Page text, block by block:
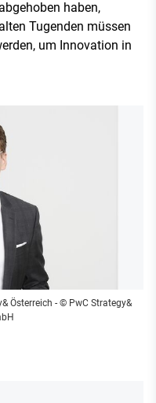
haben,
Tugenden müssen
um Innovation in
Österreich - © PwC Strategy&